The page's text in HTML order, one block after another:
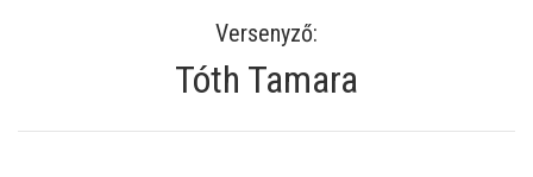
Versenyző:
Tóth Tamara